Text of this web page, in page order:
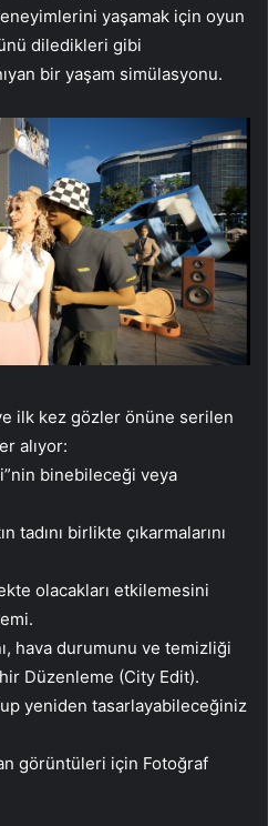
yaşamak için oyun
diledikleri gibi
bir yaşam simülasyonu.
ilk kez gözler önüne serilen
alıyor:
binebileceği veya
tadını birlikte çıkarmalarını
olacakları etkilemesini
hava durumunu ve temizliği
Düzenleme (City Edit).
yeniden tasarlayabileceğiniz
görüntüleri için Fotoğraf